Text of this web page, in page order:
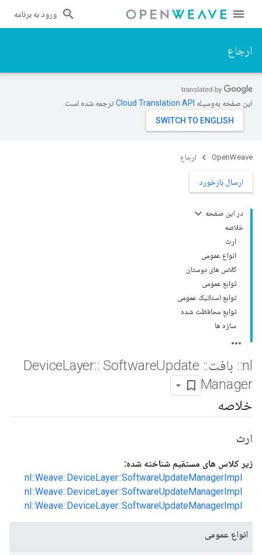
ورود به برنامه
ارجاع
این صفحه به‌وسیله ترجمه شده است.
OpenWeave ارجاع
ارسال بازخورد
در این صفحه
خلاصه
ارث
انواع عمومی
کلاس های دوستان
توابع عمومی
توابع استاتیک عمومی
توابع محافظت شده
سازه ها
nl
:: بافت::
Layer:: SoftwareUpdate
Manager
خلاصه
ارث
زیر کلاس های مستقیم شناخته شده:
nl::Weave::DeviceLayer::SoftwareUpdateManagerImpl
nl::Weave::DeviceLayer::SoftwareUpdateManagerImpl
nl::Weave::DeviceLayer::SoftwareUpdateManagerImpl
انواع عمومی